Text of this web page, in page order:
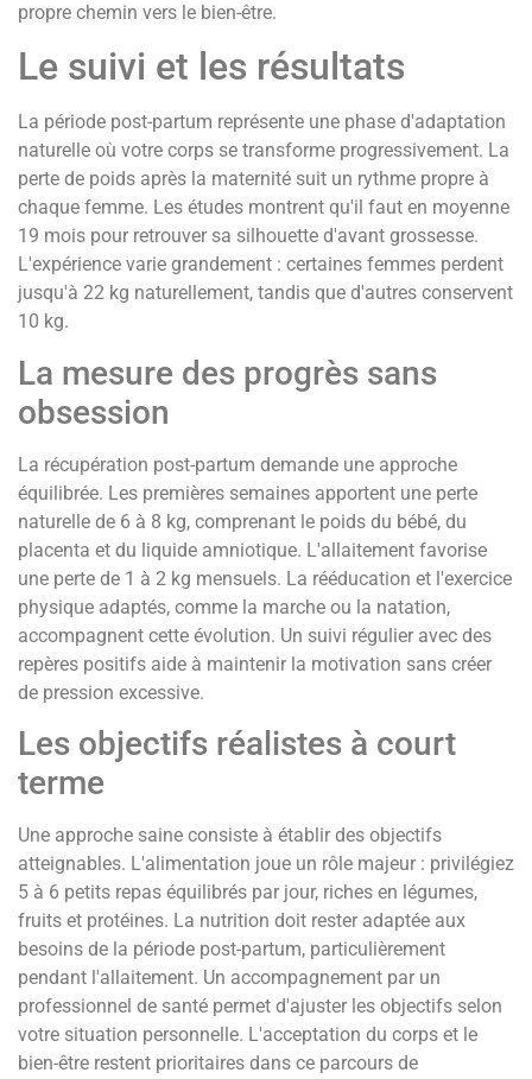
propre chemin vers le bien-être.
Le suivi et les résultats
La période post-partum représente une phase d'adaptation
naturelle où votre corps se transforme progressivement. La
perte de poids après la maternité suit un rythme propre à
chaque femme. Les études montrent qu'il faut en moyenne
19 mois pour retrouver sa silhouette d'avant grossesse.
L'expérience varie grandement : certaines femmes perdent
jusqu'à 22 kg naturellement, tandis que d'autres conservent
10 kg.
La mesure des progrès sans
obsession
La récupération post-partum demande une approche
équilibrée. Les premières semaines apportent une perte
naturelle de 6 à 8 kg, comprenant le poids du bébé, du
placenta et du liquide amniotique. L'allaitement favorise
une perte de 1 à 2 kg mensuels. La rééducation et l'exercice
physique adaptés, comme la marche ou la natation,
accompagnent cette évolution. Un suivi régulier avec des
repères positifs aide à maintenir la motivation sans créer
de pression excessive.
Les objectifs réalistes à court
terme
Une approche saine consiste à établir des objectifs
atteignables. L'alimentation joue un rôle majeur : privilégiez
5 à 6 petits repas équilibrés par jour, riches en légumes,
fruits et protéines. La nutrition doit rester adaptée aux
besoins de la période post-partum, particulièrement
pendant l'allaitement. Un accompagnement par un
professionnel de santé permet d'ajuster les objectifs selon
votre situation personnelle. L'acceptation du corps et le
bien-être restent prioritaires dans ce parcours de